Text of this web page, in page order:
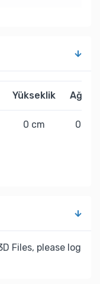
Yükseklik Ağırlık
0 cm 0 kg
Files, please log